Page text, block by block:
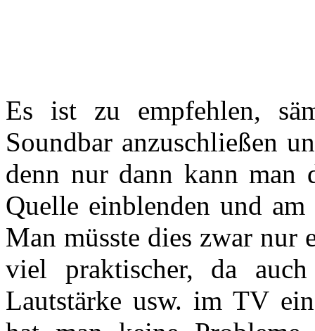
Es ist zu empfehlen,
Soundbar anzuschließen
denn nur dann kann man
Quelle einblenden und am
Man müsste dies zwar nur
viel praktischer, da
Lautstärke usw. im TV